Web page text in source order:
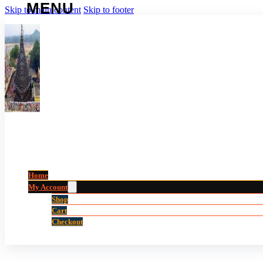
Skip to main content Skip to footer
Home
My Account
Shop
Cart
Checkout